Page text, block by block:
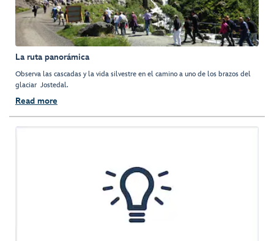
La ruta panorámica
Observa las cascadas y la vida silvestre en el camino a uno de los brazos del
glaciar Jostedal.
Read more